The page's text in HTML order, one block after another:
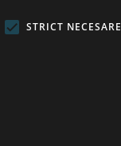
STRICT NECESARE